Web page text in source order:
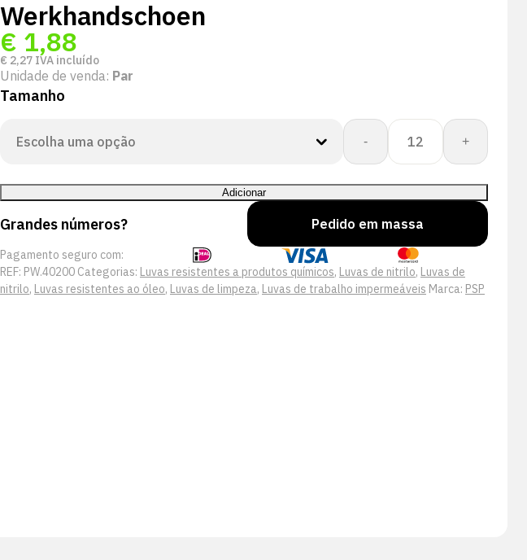
Werkhandschoen
€ 1,88
€ 2,27 IVA incluído
Unidade de venda: Par
Tamanho
-
Quantidade
PSP
40-
200
Groene
Nitril
Werkhandschoen
+
Adicionar
Grandes números? Pedido em massa
Pagamento seguro com:
REF: PW.40200 Categorias: Luvas resistentes a produtos químicos, Luvas de nitrilo, Luvas de
nitrilo, Luvas resistentes ao óleo, Luvas de limpeza, Luvas de trabalho impermeáveis Marca: PSP